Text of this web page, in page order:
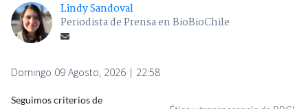
Lindy Sandoval
Periodista de Prensa en BioBioChile
Domingo 09 Agosto, 2026 | 22:58
Seguimos criterios de